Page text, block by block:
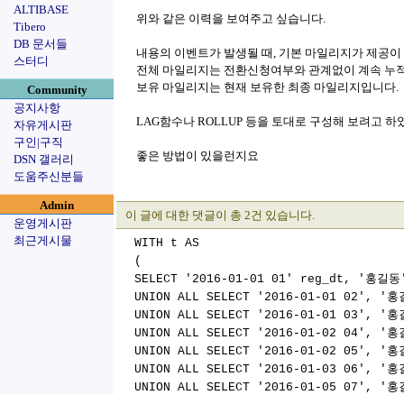
ALTIBASE
Tibero
DB 문서들
스터디
Community
공지사항
자유게시판
구인|구직
DSN 갤러리
도움주신분들
Admin
운영게시판
최근게시물
위와 같은 이력을 보여주고 싶습니다.
내용의 이벤트가 발생될 때, 기본 마일리지가 제공이
전체 마일리지는 전환신청여부와 관계없이 계속 누
보유 마일리지는 현재 보유한 최종 마일리지입니다.
LAG함수나 ROLLUP 등을 토대로 구성해 보려고
좋은 방법이 있을런지요
이 글에 대한 댓글이 총 2건 있습니다.
WITH t AS
(
SELECT '2016-01-01 01' reg_dt, '홍길
UNION ALL SELECT '2016-01-01 02', '
UNION ALL SELECT '2016-01-01 03', '
UNION ALL SELECT '2016-01-02 04', '
UNION ALL SELECT '2016-01-02 05', '
UNION ALL SELECT '2016-01-03 06', '
UNION ALL SELECT '2016-01-05 07', '